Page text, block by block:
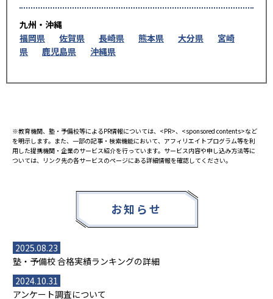
九州・沖縄
福岡県
佐賀県 長崎県 熊本県 大分県
宮崎
県
鹿児島県 沖縄県
※教育機関、塾・予備校等によるPR情報については、<PR>、<sponsored contents>など
を明示します。また、一部の記事・検索機能において、アフィリエイトプログラム等を利
用した提携機関・企業のサービス紹介を行っています。サービス内容や申し込み方法等に
ついては、リンク先の各サービスのページにある詳細情報を確認してください。
お知らせ
2025.08.23
塾・予備校 合格実績ランキングの詳細
2024.10.31
アンケート調査について